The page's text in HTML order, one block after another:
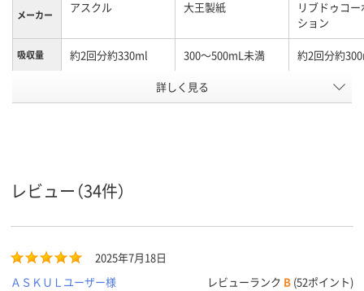
メーカー アスクル 大王製紙
リブドゥコ
ション
吸収量 約2回分約330ml 300～500mL未満 約2回分約
男女共用 男女共用
詳しく見る
レビュー（34件）
2025年7月18日
ＡＳＫＵＬユーザー様
レビューランク B (52ポイント)